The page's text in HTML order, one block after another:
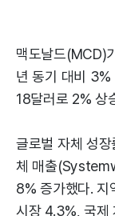
맥도날드(MCD)
년 동기 대비 3%
18달러로 2% 상
글로벌 자체 성
체 매출
8% 증가했다. 지
시장 4.3%, 국제